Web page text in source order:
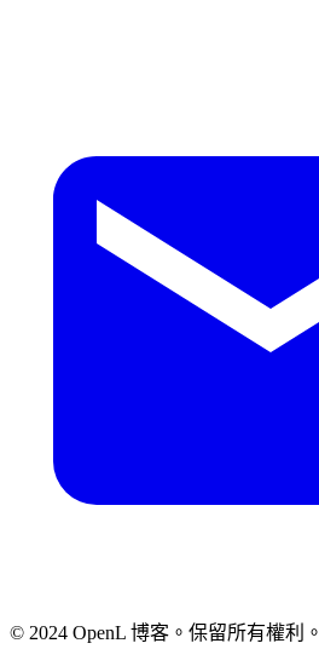
© 2024 OpenL 博客。保留所有權利。